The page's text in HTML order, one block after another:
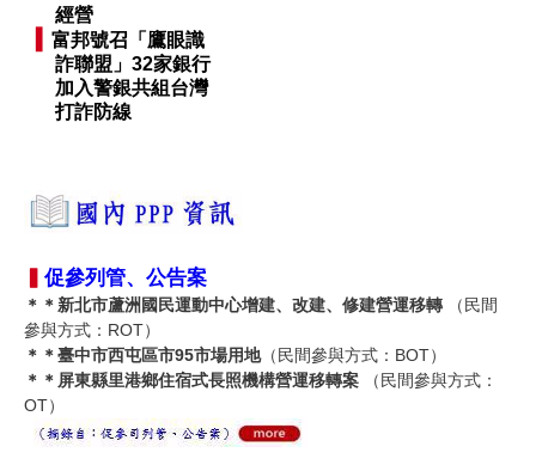
經營
富邦號召「鷹眼識
詐聯盟」32家銀行
加入警銀共組台灣
打詐防線
促參列管、公告案
＊＊ 新北市蘆洲國民運動中心增建、改建、修建營運移轉 （民間
參與方式：ROT）
＊＊臺中市西屯區市95市場用地（民間參與方式：BOT）
＊＊ 屏東縣里港鄉住宿式長照機構營運移轉案 （民間參與方式：
OT）